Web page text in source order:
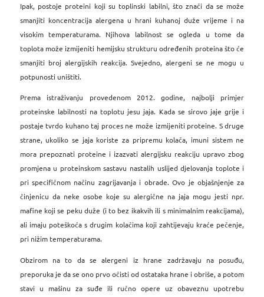
Ipak, postoje proteini koji su toplinski labilni, što znači da se može
smanjiti koncentracija alergena u hrani kuhanoj duže vrijeme i na
visokim temperaturama. Njihova labilnost se ogleda u tome da
toplota može izmijeniti hemijsku strukturu određenih proteina što će
smanjiti broj alergijskih reakcija. Svejedno, alergeni se ne mogu u
potpunosti uništiti.
Prema istraživanju provedenom 2012. godine, najbolji primjer
proteinske labilnosti na toplotu jesu jaja. Kada se sirovo jaje grije i
postaje tvrdo kuhano taj proces ne može izmijeniti proteine. S druge
strane, ukoliko se jaja koriste za pripremu kolača, imuni sistem ne
mora prepoznati proteine i izazvati alergijsku reakciju upravo zbog
promjena u proteinskom sastavu nastalih uslijed djelovanja toplote i
pri specifičnom načinu zagrijavanja i obrade. Ovo je objašnjenje za
činjenicu da neke osobe koje su alergične na jaja mogu jesti npr.
mafine koji se peku duže (i to bez ikakvih ili s minimalnim reakcijama),
ali imaju poteškoća s drugim kolačima koji zahtijevaju kraće pečenje,
pri nižim temperaturama.
Obzirom na to da se alergeni iz hrane zadržavaju na posuđu,
preporuka je da se ono prvo očisti od ostataka hrane i obriše, a potom
stavi u mašinu za suđe ili ručno opere uz obaveznu upotrebu